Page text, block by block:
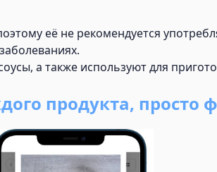
её не рекомендуется
а также используют для
продукта, просто